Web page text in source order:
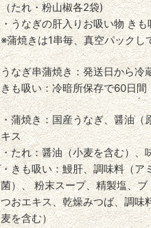
（たれ・粉山椒各2袋)
・うなぎの肝入りお吸い物 きも
※蒲焼きは1串毎、真空パックし
うなぎ串蒲焼き：発送日から冷
きも吸い：冷暗所保存で60日間
・蒲焼き：国産うなぎ、醤油
キス
・たれ：醤油（小麦を含む）、
・きも吸い：鰻肝、調味料（ア
菌）、 粉末スープ、精製塩、
つおエキス、乾燥みつば、調味
麦を含む）